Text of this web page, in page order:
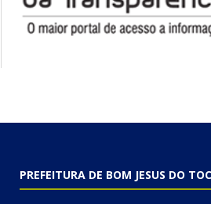
PREFEITURA DE BOM JESUS DO